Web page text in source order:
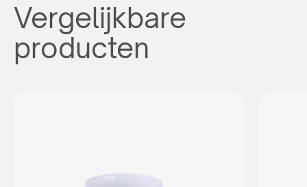
Vergelijkbare
producten